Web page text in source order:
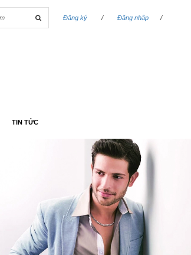
Đăng ký
/ Đăng nhập /
TIN TỨC